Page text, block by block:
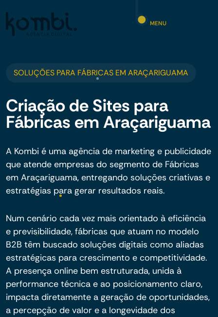
MENU
SOLUÇÕES PARA FÁBRICAS EM ARAÇARIGUAMA
Criação de Sites para
Fábricas em Araçariguama
A Kombi é uma agência de marketing e publicidade
que atende empresas do segmento de Fábricas
em Araçariguama, entregando soluções criativas e
estratégias para gerar resultados reais.
Num cenário cada vez mais orientado à eficiência
e previsibilidade, fábricas que atuam no modelo
B2B têm buscado soluções digitais como aliadas
estratégicas para crescimento e competitividade.
A presença online bem estruturada, unida à
performance técnica e ao posicionamento claro,
impacta diretamente a geração de oportunidades,
a percepção de valor e a longevidade dos